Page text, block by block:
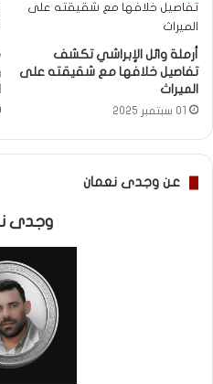
أرملة وائل الإبراشي تكشف
تفاصيل خلافها مع شقيقته على
الميراث
01 سبتمبر 2025
عن وجدى نعمان
وجدى